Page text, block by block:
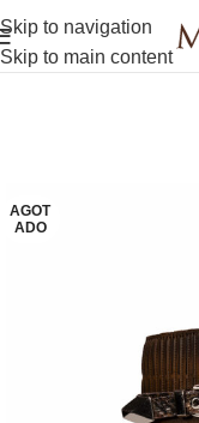
Skip to navigation
Skip to main content
AGOT
ADO